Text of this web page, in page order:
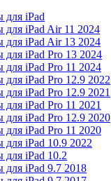
для iPad
для iPad Air 11 2024
для iPad Air 13 2024
для iPad Pro 13 2024
для iPad Pro 11 2024
для iPad Pro 12.9 2022
для iPad Pro 12.9 2021
для iPad Pro 11 2021
для iPad Pro 12.9 2020
для iPad Pro 11 2020
для iPad 10.9 2022
для iPad 10.2
для iPad 9.7 2018